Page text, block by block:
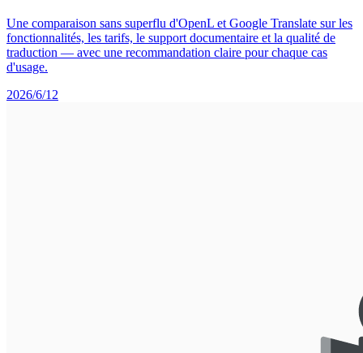
Une comparaison sans superflu d'OpenL et Google Translate sur les
fonctionnalités, les tarifs, le support documentaire et la qualité de
traduction — avec une recommandation claire pour chaque cas
d'usage.
2026/6/12